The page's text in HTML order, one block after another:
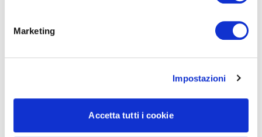
Marketing
Impostazioni
Accetta tutti i cookie